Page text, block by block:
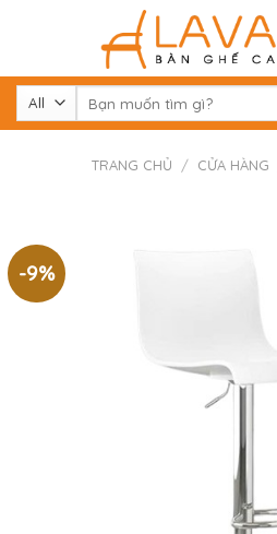
kiếm:
TRANG CHỦ / CỬA HÀNG
-9%